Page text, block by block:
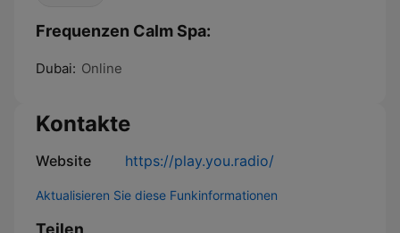
Frequenzen Calm Spa:
Dubai: Online
Kontakte
Website https://play.you.radio/
Aktualisieren Sie diese Funkinformationen
Teilen